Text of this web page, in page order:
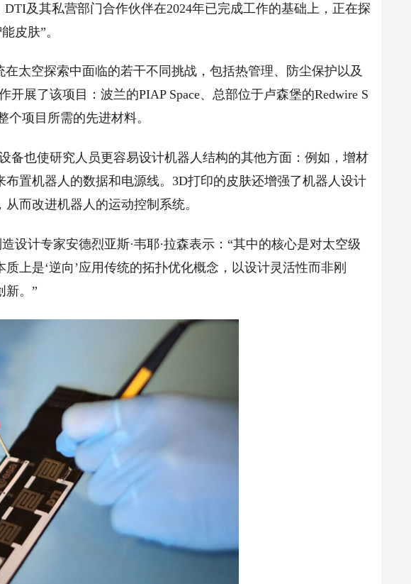
及其私营部门合作伙伴在2024年已完成工作的基础上，正在探
皮肤”。
空探索中面临的若干不同挑战，包括热管理、防尘保护以及
展了该项目：波兰的PIAP Space、总部位于卢森堡的Redwire S
个项目所需的先进材料。
也使研究人员更容易设计机器人结构的其他方面：例如，增材
置机器人的数据和电源线。3D打印的皮肤还增强了机器人设计
而改进机器人的运动控制系统。
计专家安德烈亚斯·韦耶·拉森表示：“其中的核心是对太空级
是‘逆向’应用传统的拓扑优化概念，以设计灵活性而非刚
新。”